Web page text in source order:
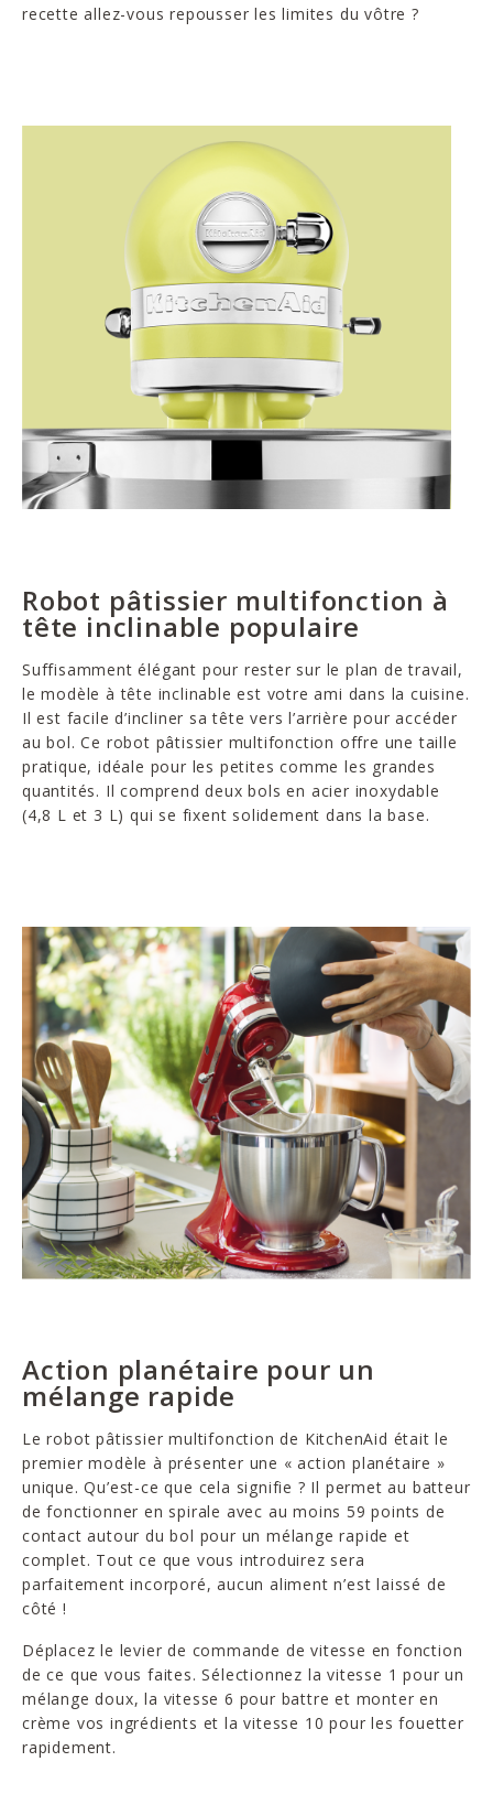
recette allez-vous repousser les limites du vôtre ?
Robot pâtissier multifonction à
tête inclinable populaire
Suffisamment élégant pour rester sur le plan de travail,
le modèle à tête inclinable est votre ami dans la cuisine.
Il est facile d’incliner sa tête vers l’arrière pour accéder
au bol. Ce robot pâtissier multifonction offre une taille
pratique, idéale pour les petites comme les grandes
quantités. Il comprend deux bols en acier inoxydable
(4,8 L et 3 L) qui se fixent solidement dans la base.
Action planétaire pour un
mélange rapide
Le robot pâtissier multifonction de KitchenAid était le
premier modèle à présenter une « action planétaire »
unique. Qu’est-ce que cela signifie ? Il permet au batteur
de fonctionner en spirale avec au moins 59 points de
contact autour du bol pour un mélange rapide et
complet. Tout ce que vous introduirez sera
parfaitement incorporé, aucun aliment n’est laissé de
côté !
Déplacez le levier de commande de vitesse en fonction
de ce que vous faites. Sélectionnez la vitesse 1 pour un
mélange doux, la vitesse 6 pour battre et monter en
crème vos ingrédients et la vitesse 10 pour les fouetter
rapidement.